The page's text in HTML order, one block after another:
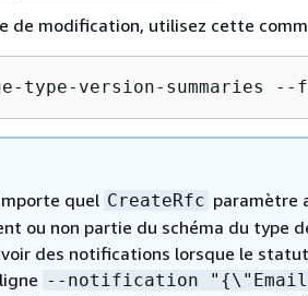
de modification, utilisez cette
type-version-summaries
quel CreateRfc paramètre
ou non partie du schéma du type
des notifications lorsque le statut
--notification " {